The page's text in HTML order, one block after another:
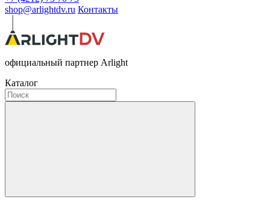
shop@arlightdv.ru Контакты
официальный партнер Arlight
Каталог